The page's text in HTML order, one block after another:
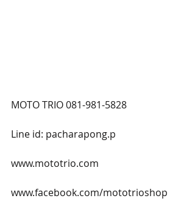
MOTO TRIO 081-981-5828
Line id: pacharapong.p
www.mototrio.com
www.facebook.com/mototrioshop